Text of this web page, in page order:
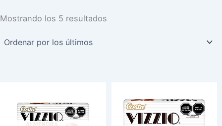
Mostrando los 5 resultados